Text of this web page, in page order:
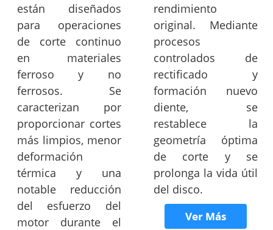
están diseñados
para operaciones
de corte continuo
en materiales
ferroso y no
ferrosos. Se
caracterizan por
proporcionar cortes
más limpios, menor
deformación
térmica y una
notable reducción
del esfuerzo del
motor durante el
rendimiento
original. Mediante
procesos
controlados de
rectificado y
formación nuevo
diente, se
restablece la
geometría óptima
de corte y se
prolonga la vida útil
del disco.
Ver Más